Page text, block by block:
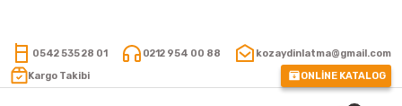
0542 535 28 01 0212 954 00 88
kozaydinlatma@gmail.com
Kargo Takibi
ONLİNE KATALOG